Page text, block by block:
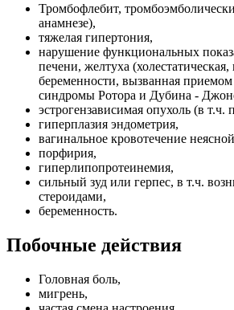
Тромбофлебит,
анамнезе),
тяжелая гипертония,
нарушение функциональных
печени, желтуха (холестатическая,
беременности, вызванная
синдромы Ротора и Дубина -
эстрогензависимая опухоль (в т.ч.
гиперплазия эндометрия,
вагинальное кровотечение
порфирия,
гиперлипопротеинемия,
сильный зуд или герпес, в т.ч.
стероидами,
беременность.
Побочные действия
Головная боль,
мигрень,